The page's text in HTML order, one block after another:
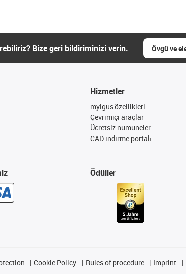
Bize geri bildiriminizi verin. Övgü ve
Hizmetler
myigus özellikleri
Çevrimiçi araçlar
Ücretsiz numuneler
CAD indirme portalı
Ödüller
Cookie Policy Rules of procedure Imprint